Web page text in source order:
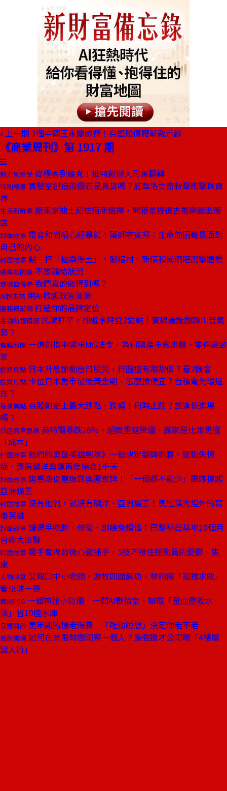
上一期 7個中國王永慶威脅！台塑股價腰斬啟示錄
《商業周刊》第 1917 期
魅力領導學 從極客到龐克！推特創辦人形象翻轉
特別報導 實驗室創造的鑽石是真貨嗎？施華洛世奇新舉衝擊珠寶
界
生活新鮮事 遊東京迪士尼住宿新選擇，開箱星野復古風樂園型飯
店
封面故事 電音和尚唱心經暴紅！藥師寺寬邦：生命的困難是面對
自己的內心
封面故事 點一杯「極樂淨土」、躺棺材，新宿和尚酒吧衝擊體驗
總編輯的話 不想輸給狀況
商場自慢塾 我們真的做得到嗎？
AI超未來 用AI掀起政治漣漪
服務最前線 打造你的品牌定位
金融時報精選 民調打平，卻繼承拜登2弱點！賀錦麗能翻轉川普氣
勢？
焦點新聞 一道劍指中國車MG法令，為何國產車廠跳腳、零件廠鼓
掌
投資焦點 日本升息加劇台日股災，日圓還有甜甜價？看2機會
投資焦點 卡位日本房市最後黃金期，怎麼撿便宜？台積電光環還
在？
投資焦點 台股創史上最大跌點、跌幅！何時止跌？該逢低進場
嗎？
白話商業思維 英特爾暴跌26%、超微重返榮耀，贏家是比誰更懂
「成本」
封面故事 我們的奧運英雄團隊》一個決定翻轉拆夥、運動失憶
症，還原麟洋奧運再度摘金1千天
封面故事 唐嘉鴻從重傷到奧運奪牌！「一個都不能少」團隊撐起
亞洲貓王
封面故事 沒有他們，就沒有麟洋、亞洲貓王！奧運鎂光燈外的幕
後英雄
封面故事 讓選手吃飽、修復、訓練免煩惱！巴黎秘密基地10個月
台商大串聯
封面故事 選手奪牌背後心靈捕手，5技巧接住運動員的憂鬱、焦
慮
人物特寫 父親口中小老頭，游牧四國練功，林昀儒「孤獨求敗」
衝桌球一哥
商周ESG 一個神秘小貨櫃、一間AI戰情室，聯電「量血壓救水
法」省10座水庫
良醫問診 更年期的慢老保養 「吃動睡想」決定你老不老
商周書摘 如何在有限時間洞察一個人？最強獵才公司曝「4樓層
識人術」